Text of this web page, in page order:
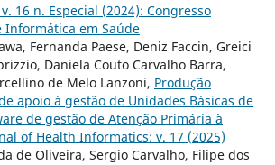
16 n. Especial (2024): Congresso
Informática em Saúde
Fernanda Paese, Deniz Faccin, Greici
Daniela Couto Carvalho Barra,
de Melo Lanzoni, Produção
apoio à gestão de Unidades Básicas de
de gestão de Atenção Primária à
of Health Informatics: v. 17 (2025)
de Oliveira, Sergio Carvalho, Filipe dos